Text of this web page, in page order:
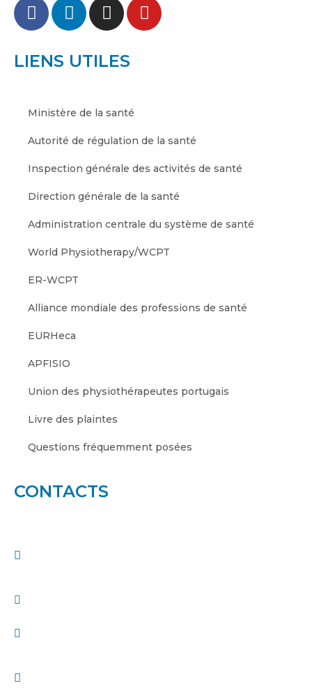
LIENS UTILES
Ministère de la santé
Autorité de régulation de la santé
Inspection générale des activités de santé
Direction générale de la santé
Administration centrale du système de santé
World Physiotherapy/WCPT
ER-WCPT
Alliance mondiale des professions de santé
EURHeca
APFISIO
Union des physiothérapeutes portugais
Livre des plaintes
Questions fréquemment posées
CONTACTS